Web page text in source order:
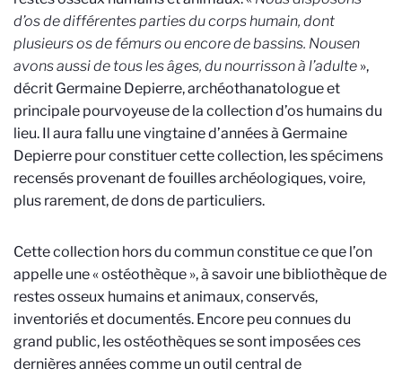
d’os de différentes parties du corps humain, dont
plusieurs os de fémurs ou encore de bassins. Nousen
avons aussi de tous les âges, du nourrisson à l’adulte »,
décrit Germaine Depierre, archéothanatologue et
principale pourvoyeuse de la collection d’os humains du
lieu. Il aura fallu une vingtaine d’années à Germaine
Depierre pour constituer cette collection, les spécimens
recensés provenant de fouilles archéologiques, voire,
plus rarement, de dons de particuliers.
Cette collection hors du commun constitue ce que l’on
appelle une « ostéothèque », à savoir une bibliothèque de
restes osseux humains et animaux, conservés,
inventoriés et documentés. Encore peu connues du
grand public, les ostéothèques se sont imposées ces
dernières années comme un outil central de